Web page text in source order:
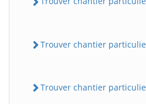
Trouver chantier
Trouver chantier particulier